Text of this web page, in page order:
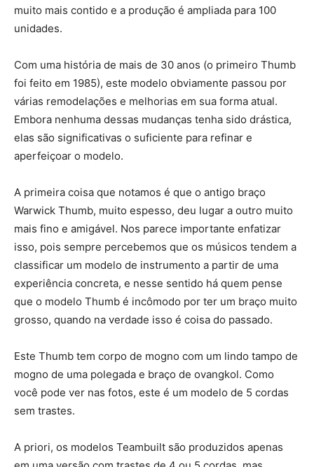
muito mais contido e a produção é ampliada para 100
unidades.
Com uma história de mais de 30 anos (o primeiro Thumb
foi feito em 1985), este modelo obviamente passou por
várias remodelações e melhorias em sua forma atual.
Embora nenhuma dessas mudanças tenha sido drástica,
elas são significativas o suficiente para refinar e
aperfeiçoar o modelo.
A primeira coisa que notamos é que o antigo braço
Warwick Thumb, muito espesso, deu lugar a outro muito
mais fino e amigável. Nos parece importante enfatizar
isso, pois sempre percebemos que os músicos tendem a
classificar um modelo de instrumento a partir de uma
experiência concreta, e nesse sentido há quem pense
que o modelo Thumb é incômodo por ter um braço muito
grosso, quando na verdade isso é coisa do passado.
Este Thumb tem corpo de mogno com um lindo tampo de
mogno de uma polegada e braço de ovangkol. Como
você pode ver nas fotos, este é um modelo de 5 cordas
sem trastes.
A priori, os modelos Teambuilt são produzidos apenas